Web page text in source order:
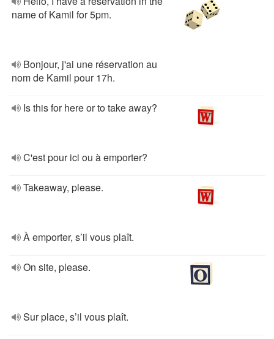
name of Kamil for 5pm.
Bonjour, j'ai une réservation au
nom de Kamil pour 17h.
Is this for here or to take away?
C'est pour ici ou à emporter?
Takeaway, please.
À emporter, s’il vous plaît.
On site, please.
Sur place, s’il vous plaît.